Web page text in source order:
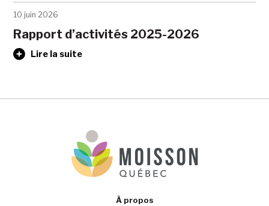
10 juin 2026
Rapport d’activités 2025-2026
Lire la suite
À propos